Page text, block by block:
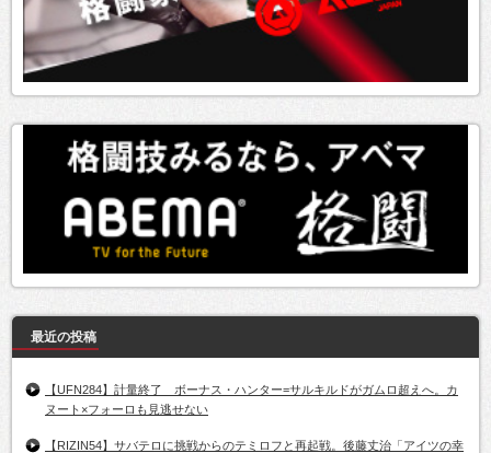
最近の投稿
【UFN284】計量終了 ボーナス・ハンター=サルキルドがガムロ超えへ。カ
ヌート×フォーロも見逃せない
【RIZIN54】サバテロに挑戦からのテミロフと再起戦。後藤丈治「アイツの幸